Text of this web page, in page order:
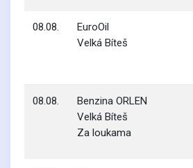
08.08.
EuroOil
Velká Bíteš
08.08.
Benzina ORLEN
Velká Bíteš
Za loukama